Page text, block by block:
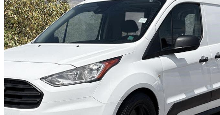
2020 Ford Transit Connect